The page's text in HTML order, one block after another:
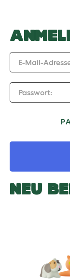
E-Mail-
Passwort:
NEU